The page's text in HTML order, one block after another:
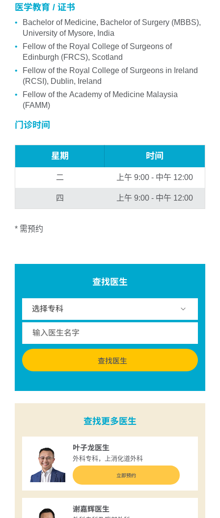
医学教育 / 证书
Bachelor of Medicine, Bachelor of Surgery (MBBS),
University of Mysore, India
Fellow of the Royal College of Surgeons of
Edinburgh (FRCS), Scotland
Fellow of the Royal College of Surgeons in Ireland
(RCSI), Dublin, Ireland
Fellow of the Academy of Medicine Malaysia
(FAMM)
门诊时间
星期 时间
二 上午 9:00 - 中午 12:00
四 上午 9:00 - 中午 12:00
* 需预约
查找医生
查找医生
查找更多医生
叶子龙医生
外科专科，上消化道外科
立即预约
谢嘉辉医生